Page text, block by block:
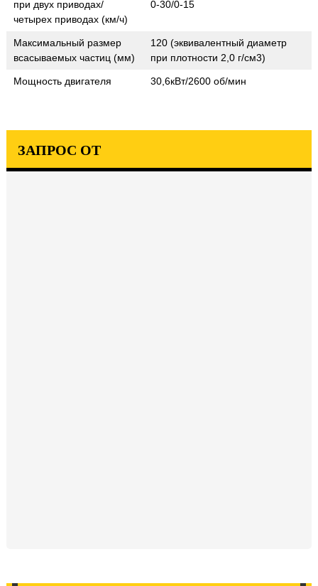
при двух приводах/
четырех приводах (км/ч)
0-30/0-15
Максимальный размер
всасываемых частиц (мм)
120 (эквивалентный диаметр
при плотности 2,0 г/см3)
Мощность двигателя 30,6кВт/2600 об/мин
ЗАПРОС ОТ